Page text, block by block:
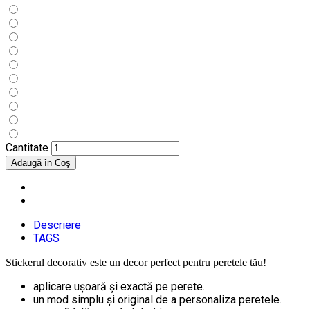
Cantitate
Descriere
TAGS
Stickerul decorativ este un decor perfect pentru peretele tău!
aplicare ușoară și exactă pe perete.
un mod simplu și original de a personaliza peretele.